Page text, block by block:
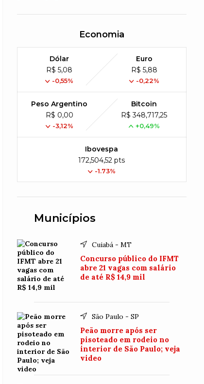
Economia
Dólar
R$ 5,08
-0,55%
Euro
R$ 5,88
-0,22%
Peso Argentino
R$ 0,00
-3,12%
Bitcoin
R$ 348,717,25
+0,49%
Ibovespa
172,504,52 pts
-1.73%
Municípios
Cuiabá - MT
Concurso público do IFMT
abre 21 vagas com salário
de até R$ 14,9 mil
São Paulo - SP
Peão morre após ser
pisoteado em rodeio no
interior de São Paulo; veja
video